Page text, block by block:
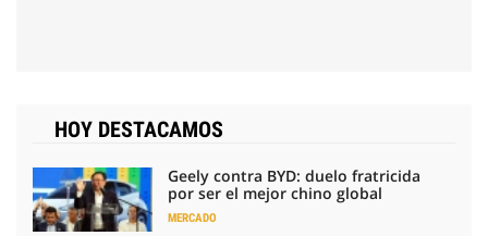
HOY DESTACAMOS
Geely contra BYD: duelo fratricida
por ser el mejor chino global
MERCADO